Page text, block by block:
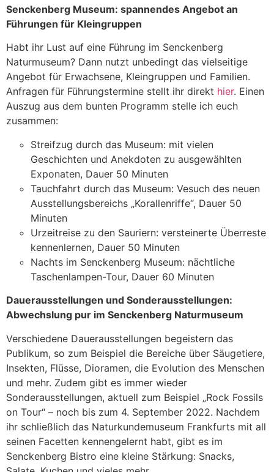
Senckenberg Museum: spannendes Angebot an
Führungen für Kleingruppen
Habt ihr Lust auf eine Führung im Senckenberg
Naturmuseum? Dann nutzt unbedingt das vielseitige
Angebot für Erwachsene, Kleingruppen und Familien.
Anfragen für Führungstermine stellt ihr direkt hier. Einen
Auszug aus dem bunten Programm stelle ich euch
zusammen:
Streifzug durch das Museum: mit vielen
Geschichten und Anekdoten zu ausgewählten
Exponaten, Dauer 50 Minuten
Tauchfahrt durch das Museum: Vesuch des neuen
Ausstellungsbereichs „Korallenriffe“, Dauer 50
Minuten
Urzeitreise zu den Sauriern: versteinerte Überreste
kennenlernen, Dauer 50 Minuten
Nachts im Senckenberg Museum: nächtliche
Taschenlampen-Tour, Dauer 60 Minuten
Dauerausstellungen und Sonderausstellungen:
Abwechslung pur im Senckenberg Naturmuseum
Verschiedene Dauerausstellungen begeistern das
Publikum, so zum Beispiel die Bereiche über Säugetiere,
Insekten, Flüsse, Dioramen, die Evolution des Menschen
und mehr. Zudem gibt es immer wieder
Sonderausstellungen, aktuell zum Beispiel „Rock Fossils
on Tour“ – noch bis zum 4. September 2022. Nachdem
ihr schließlich das Naturkundemuseum Frankfurts mit all
seinen Facetten kennengelernt habt, gibt es im
Senckenberg Bistro eine kleine Stärkung: Snacks,